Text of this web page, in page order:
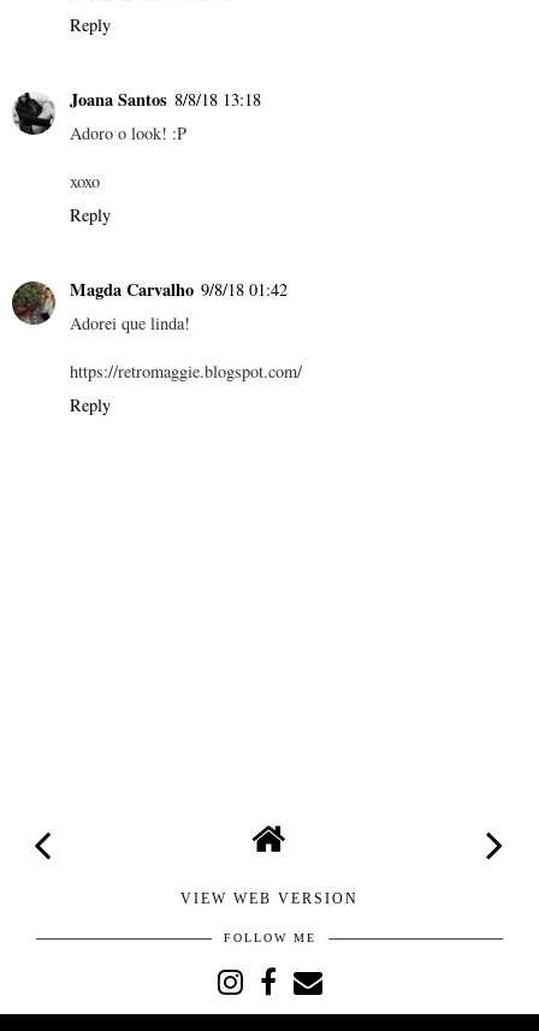
Reply
Joana Santos 8/8/18 13:18
Adoro o look! :P
xoxo
Reply
Magda Carvalho 9/8/18 01:42
Adorei que linda!
https://retromaggie.blogspot.com/
Reply
VIEW WEB VERSION
FOLLOW ME